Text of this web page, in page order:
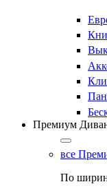
Премиум
все
По